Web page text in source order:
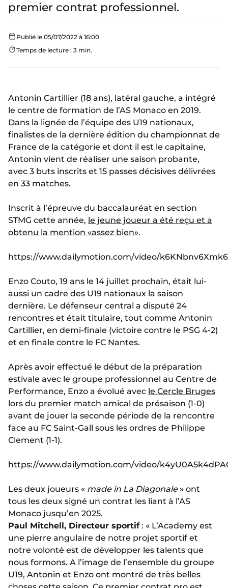
premier contrat professionnel.
Publié le 05/07/2022 à 16:00
Temps de lecture : 3 min.
Antonin Cartillier (18 ans), latéral gauche, a intégré
le centre de formation de l’AS Monaco en 2019.
Dans la lignée de l’équipe des U19 nationaux,
finalistes de la dernière édition du championnat de
France de la catégorie et dont il est le capitaine,
Antonin vient de réaliser une saison probante,
avec 3 buts inscrits et 15 passes décisives délivrées
en 33 matches.
Inscrit à l’épreuve du baccalauréat en section
STMG cette année, le jeune joueur a été reçu et a
obtenu la mention «assez bien».
https://www.dailymotion.com/video/
Enzo Couto, 19 ans le 14 juillet prochain, était lui-
aussi un cadre des U19 nationaux la saison
dernière. Le défenseur central a disputé 24
rencontres et était titulaire, tout comme Antonin
Cartillier, en demi-finale (victoire contre le PSG 4-2)
et en finale contre le FC Nantes.
Après avoir effectué le début de la préparation
estivale avec le groupe professionnel au Centre de
Performance, Enzo a évolué avec le Cercle Bruges
lors du premier match amical de présaison (1-0)
avant de jouer la seconde période de la rencontre
face au FC Saint-Gall sous les ordres de Philippe
Clement (1-1).
https://www.dailymotion.com/video/
Les deux joueurs « made in La Diagonale» ont
tous les deux signé un contrat les liant à l’AS
Monaco jusqu’en 2025.
Paul Mitchell, Directeur sportif: « L’Academy est
une pierre angulaire de notre projet sportif et
notre volonté est de développer les talents que
nous formons. A l’image de l’ensemble du groupe
U19, Antonin et Enzo ont montré de très belles